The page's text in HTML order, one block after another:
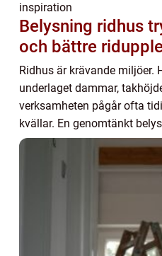
inspiration
Belysning ridhus trygghet, funktion
och bättre
Ridhus är krävande miljöer.
underlaget dammar,
verksamheten pågår ofta
kvällar. En genomtänkt
inte bara om att se bra utan